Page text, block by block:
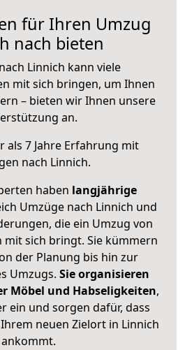
für Ihren Umzug
nach bieten
nach Linnich kann viele
mit sich bringen, um Ihnen
– bieten wir Ihnen unsere
an.
als 7 Jahre Erfahrung mit
nach Linnich.
haben langjährige
Umzüge nach Linnich und
die ein Umzug von
mit sich bringt. Sie kümmern
der Planung bis hin zur
Umzugs. Sie organisieren
Möbel und Habseligkeiten,
ein und sorgen dafür, dass
neuen Zielort in Linnich
ankommt.